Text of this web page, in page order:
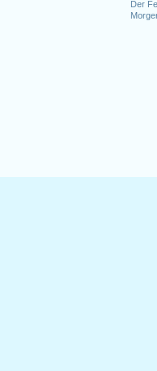
Der